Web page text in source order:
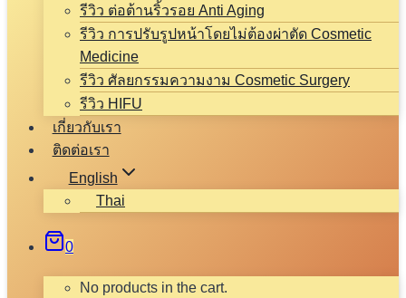
รีวิว ต่อต้านริ้วรอย Anti Aging
รีวิว การปรับรูปหน้าโดยไม่ต้องผ่าตัด Cosmetic
Medicine
รีวิว ศัลยกรรมความงาม Cosmetic Surgery
รีวิว HIFU
เกี่ยวกับเรา
ติดต่อเรา
English
Thai
0
No products in the cart.